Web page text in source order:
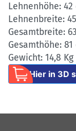
Lehnenhöhe: 42
Lehnenbreite: 45
Gesamtbreite:
Gesamthöhe: 81
Gewicht: 14,8 Kg
Hier in 3D